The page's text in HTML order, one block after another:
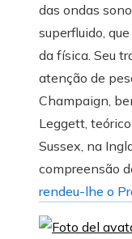
das ondas
superfluido,
da física. Seu
atenção de
Champaign,
Leggett,
Sussex, na
compreensão
rendeu-lhe o